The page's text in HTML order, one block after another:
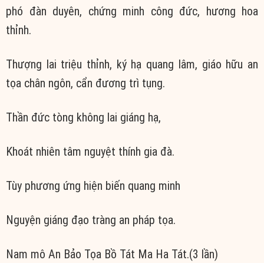
phó đàn duyên, chứng minh công đức, hương hoa
thỉnh.
Thượng lai triệu thỉnh, ký hạ quang lâm, giáo hữu an
tọa chân ngôn, cẩn đương trì tụng.
Thần đức tòng không lai giáng hạ,
Khoát nhiên tâm nguyệt thính gia đà.
Tùy phương ứng hiện biến quang minh
Nguyện giáng đạo tràng an pháp tọa.
Nam mô An Bảo Tọa Bồ Tát Ma Ha Tát.(3 lần)